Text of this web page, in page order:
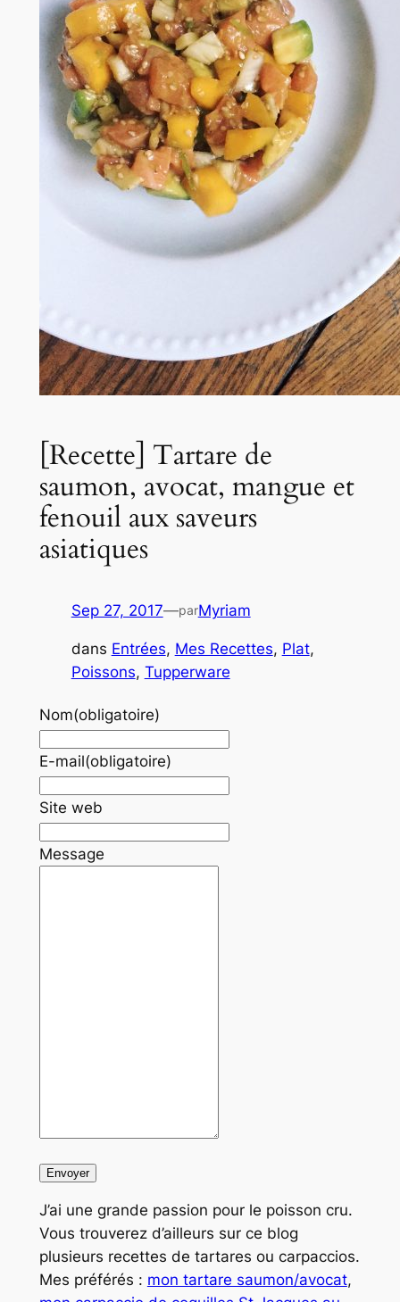
[Recette] Tartare de
saumon, avocat, mangue et
fenouil aux saveurs
asiatiques
Sep 27, 2017—parMyriam
dans Entrées, Mes Recettes, Plat
Poissons, Tupperware
Nom(obligatoire)
E-mail(obligatoire)
Site web
Message
Envoyer
J’ai une grande passion pour le poisson cru.
Vous trouverez d’ailleurs sur ce blog
plusieurs recettes de tartares ou carpaccios.
Mes préférés : mon tartare saumon/avocat,